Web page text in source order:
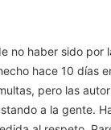
no haber sido por
hace 10 días
pero las
a la gente.